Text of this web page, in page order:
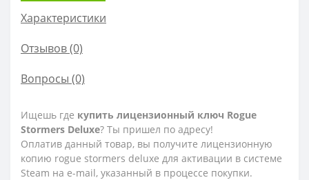
Характеристики
Отзывов (0)
Вопросы (0)
Ищешь где купить лицензионный ключ Rogue
Stormers Deluxe? Ты пришел по адресу!
Оплатив данный товар, вы получите лицензионную
копию rogue stormers deluxe для активации в системе
Steam на e-mail, указанный в процессе покупки.